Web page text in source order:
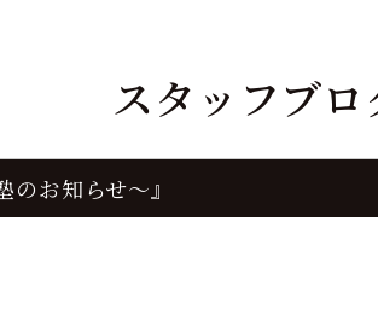
スタッフブロ
お知らせ～』